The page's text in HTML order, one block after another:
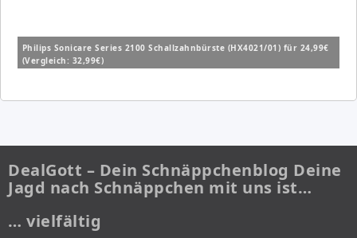
Philips Sonicare Series 2100 Schallzahnbürste (HX4021/01) für 24,99€
(Vergleich: 32,99€)
DealGott – Dein Schnäppchenblog Deine
Jagd nach Schnäppchen mit uns ist…
… vielfältig